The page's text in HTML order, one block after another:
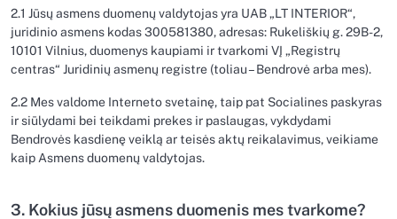
2.1 Jūsų asmens duomenų valdytojas yra UAB „LT INTERIOR“,
juridinio asmens kodas 300581380, adresas: Rukeliškių g. 29B-2,
10101 Vilnius, duomenys kaupiami ir tvarkomi VĮ „Registrų
centras“ Juridinių asmenų registre (toliau – Bendrovė arba mes).
2.2 Mes valdome Interneto svetainę, taip pat Socialines paskyras
ir siūlydami bei teikdami prekes ir paslaugas, vykdydami
Bendrovės kasdienę veiklą ar teisės aktų reikalavimus, veikiame
kaip Asmens duomenų valdytojas.
3. Kokius jūsų asmens duomenis mes tvarkome?